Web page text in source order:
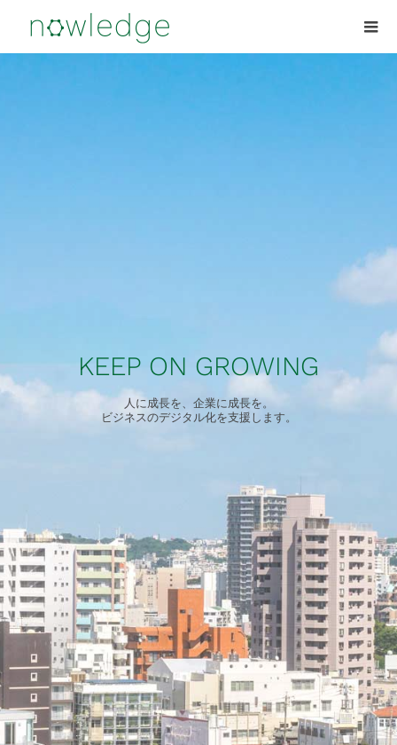
KEEP ON GROWING
人に成長を、企業に成長を。
ビジネスのデジタル化を支援します。